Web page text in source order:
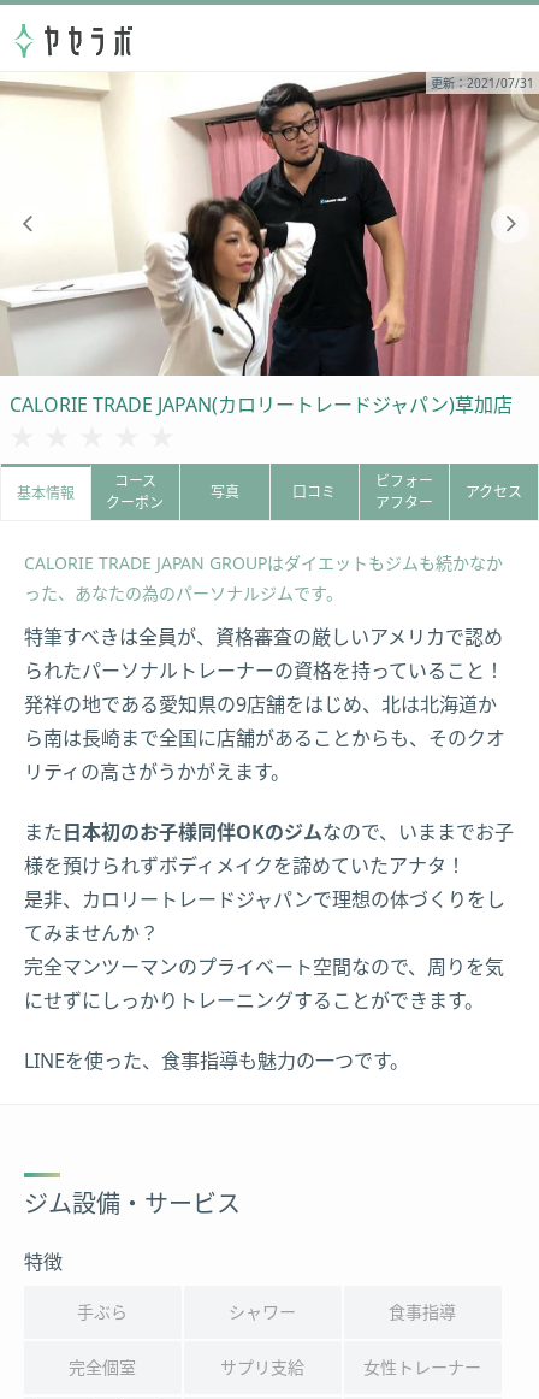
更新：2021/07/31
CALORIE TRADE JAPAN(カロリートレードジャパン)草加店
基本情報
コース
クーポン
写真 口コミ
ビフォー
アフター
アクセス
CALORIE TRADE JAPAN GROUPはダイエットもジムも続かなか
った、あなたの為のパーソナルジムです。
特筆すべきは全員が、資格審査の厳しいアメリカで認め
られたパーソナルトレーナーの資格を持っていること！
発祥の地である愛知県の9店舗をはじめ、北は北海道か
ら南は長崎まで全国に店舗があることからも、そのクオ
リティの高さがうかがえます。
また日本初のお子様同伴OKのジムなので、いままでお子
様を預けられずボディメイクを諦めていたアナタ！
是非、カロリートレードジャパンで理想の体づくりをし
てみませんか？
完全マンツーマンのプライベート空間なので、周りを気
にせずにしっかりトレーニングすることができます。
LINEを使った、食事指導も魅力の一つです。
ジム設備・サービス
特徴
手ぶら シャワー 食事指導
完全個室 サプリ支給
女性トレーナー